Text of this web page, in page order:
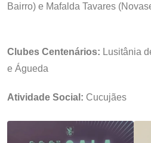
Bairro) e Mafalda Tavares
Clubes Centenários: Lusitânia
e Águeda
Atividade Social: Cucujães